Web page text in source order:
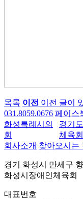
목록 이전 이전 글이
031.8059.0676 페이스
경기도장애인
체육회
대한
육회
회사소개 찾아오시는
경기 화성시 만세구
화성시장애인체육회
대표번호